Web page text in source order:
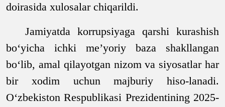
doirasida xulosalar chiqarildi.
Jamiyatda korrupsiyaga qarshi kurashish
bo‘yicha ichki me’yoriy baza shakllangan
bo‘lib, amal qilayotgan nizom va siyosatlar har
bir xodim uchun majburiy hiso-lanadi.
O‘zbekiston Respublikasi Prezidentining 2025-